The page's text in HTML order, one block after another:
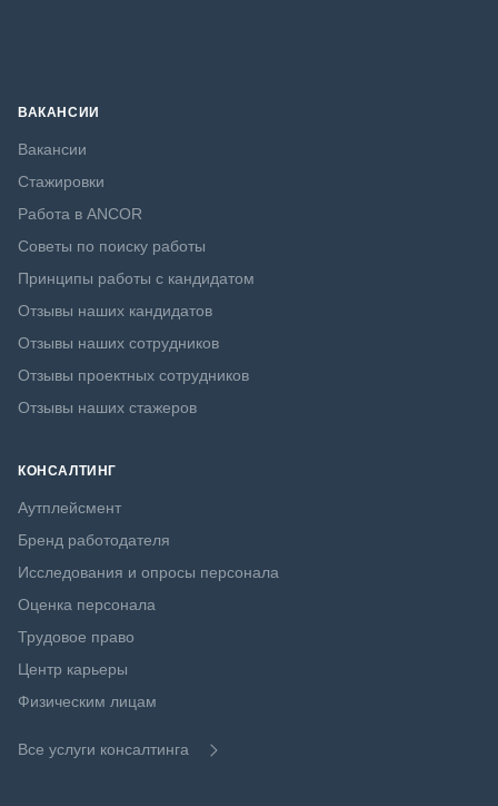
ВАКАНСИИ
Вакансии
Стажировки
Работа в ANCOR
Советы по поиску работы
Принципы работы с кандидатом
Отзывы наших кандидатов
Отзывы наших сотрудников
Отзывы проектных сотрудников
Отзывы наших стажеров
КОНСАЛТИНГ
Аутплейсмент
Бренд работодателя
Исследования и опросы персонала
Оценка персонала
Трудовое право
Центр карьеры
Физическим лицам
Все услуги консалтинга